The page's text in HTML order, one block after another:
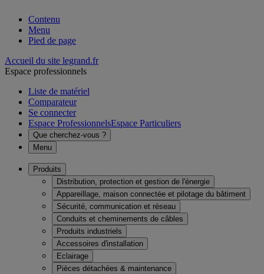
Contenu
Menu
Pied de page
Accueil du site legrand.fr
Espace professionnels
Liste de matériel
Comparateur
Se connecter
Espace ProfessionnelsEspace Particuliers
Que cherchez-vous ?
Menu
Produits
Distribution, protection et gestion de l'énergie
Appareillage, maison connectée et pilotage du bâtiment
Sécurité, communication et réseau
Conduits et cheminements de câbles
Produits industriels
Accessoires d'installation
Eclairage
Pièces détachées & maintenance